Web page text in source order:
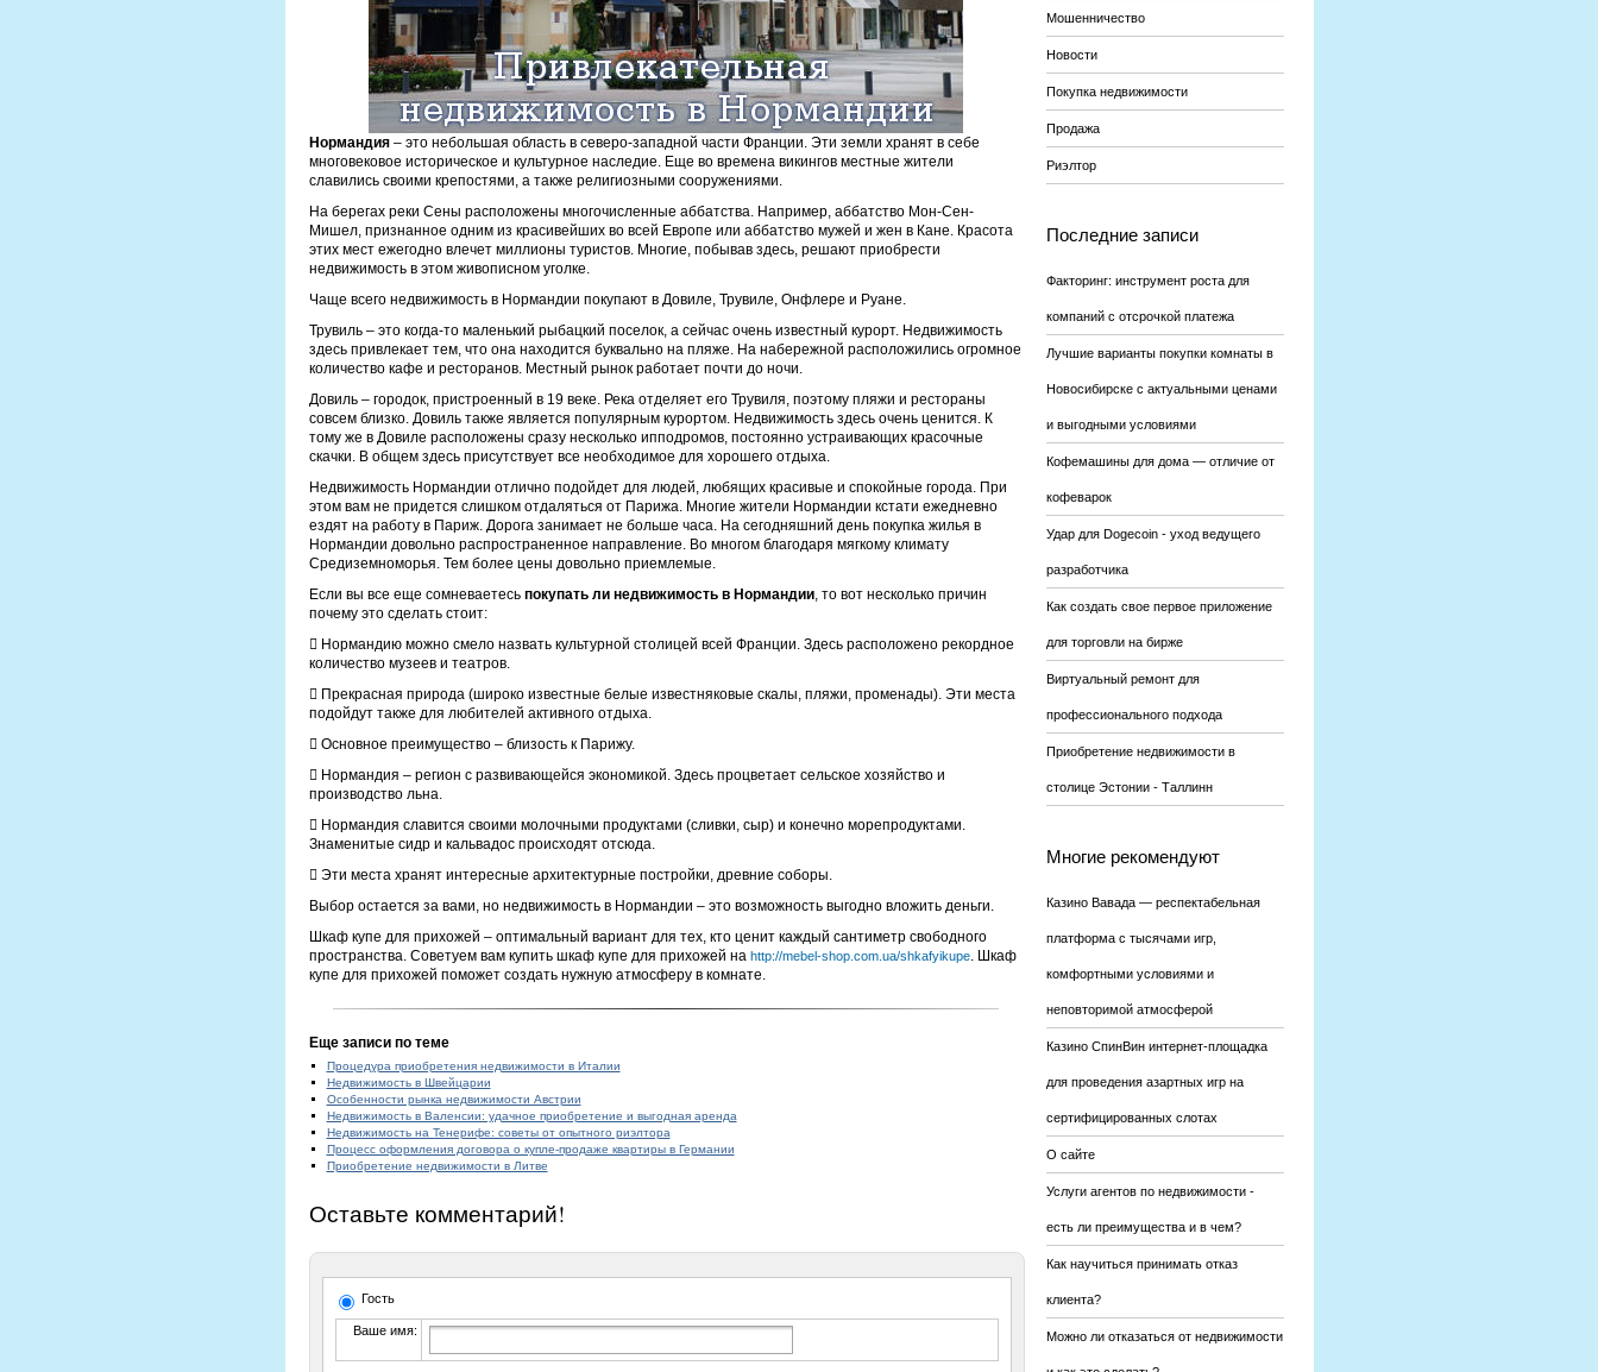
Нормандия– это небольшая область в северо-западной части Франции. Эти земли хранят в себе
многовековое историческое и культурное наследие. Еще во времена викингов местные жители
славились своими крепостями, а также религиозными сооружениями.
На берегах реки Сены расположены многочисленные аббатства. Например, аббатство Мон-Сен-
Мишел, признанное одним из красивейших во всей Европе или аббатство мужей и жен в Кане. Красота
этих мест ежегодно влечет миллионы туристов. Многие, побывав здесь, решают приобрести
недвижимость в этом живописном уголке.
Чаще всего недвижимость в Нормандии покупают в Довиле, Трувиле, Онфлере и Руане.
Трувиль – это когда-то маленький рыбацкий поселок, а сейчас очень известный курорт. Недвижимость
здесь привлекает тем, что она находится буквально на пляже. На набережной расположились огромное
количество кафе и ресторанов. Местный рынок работает почти до ночи.
Довиль – городок, пристроенный в 19 веке. Река отделяет его Трувиля, поэтому пляжи и рестораны
совсем близко. Довиль также является популярным курортом. Недвижимость здесь очень ценится. К
тому же в Довиле расположены сразу несколько ипподромов, постоянно устраивающих красочные
скачки. В общем здесь присутствует все необходимое для хорошего отдыха.
Недвижимость Нормандии отлично подойдет для людей, любящих красивые и спокойные города. При
этом вам не придется слишком отдаляться от Парижа. Многие жители Нормандии кстати ежедневно
ездят на работу в Париж. Дорога занимает не больше часа. На сегодняшний день покупка жилья в
Нормандии довольно распространенное направление. Во многом благодаря мягкому климату
Средиземноморья. Тем более цены довольно приемлемые.
Если вы все еще сомневаетесь покупать ли недвижимость в Нормандии, то вот несколько причин
почему это сделать стоит:
 Нормандию можно смело назвать культурной столицей всей Франции. Здесь расположено рекордное
количество музеев и театров.
 Прекрасная природа (широко известные белые известняковые скалы, пляжи, променады). Эти места
подойдут также для любителей активного отдыха.
 Основное преимущество – близость к Парижу.
 Нормандия – регион с развивающейся экономикой. Здесь процветает сельское хозяйство и
производство льна.
 Нормандия славится своими молочными продуктами (сливки, сыр) и конечно морепродуктами.
Знаменитые сидр и кальвадос происходят отсюда.
 Эти места хранят интересные архитектурные постройки, древние соборы.
Выбор остается за вами, но недвижимость в Нормандии – это возможность выгодно вложить деньги.
Шкаф купе для прихожей – оптимальный вариант для тех, кто ценит каждый сантиметр свободного
пространства. Советуем вам купить шкаф купе для прихожей на http://mebel-shop.com.ua/shkafyikupe. Шкаф
купе для прихожей поможет создать нужную атмосферу в комнате.
Еще записи по теме
Процедура приобретения недвижимости в Италии
Недвижимость в Швейцарии
Особенности рынка недвижимости Австрии
Недвижимость в Валенсии: удачное приобретение и выгодная аренда
Недвижимость на Тенерифе: советы от опытного риэлтора
Процесс оформления договора о купле-продаже квартиры в Германии
Приобретение недвижимости в Литве
Оставьте комментарий!
Гость
Ваше имя:
Мошенничество
Новости
Покупка недвижимости
Продажа
Риэлтор
Последние записи
Факторинг: инструмент роста для
компаний с отсрочкой платежа
Лучшие варианты покупки комнаты в
Новосибирске с актуальными ценами
и выгодными условиями
Кофемашины для дома — отличие от
кофеварок
Удар для Dogecoin - уход ведущего
разработчика
Как создать свое первое приложение
для торговли на бирже
Виртуальный ремонт для
профессионального подхода
Приобретение недвижимости в
столице Эстонии - Таллинн
Многие рекомендуют
Казино Вавада — респектабельная
платформа с тысячами игр,
комфортными условиями и
неповторимой атмосферой
Казино СпинВин интернет-площадка
для проведения азартных игр на
сертифицированных слотах
О сайте
Услуги агентов по недвижимости -
есть ли преимущества и в чем?
Как научиться принимать отказ
клиента?
Можно ли отказаться от недвижимости